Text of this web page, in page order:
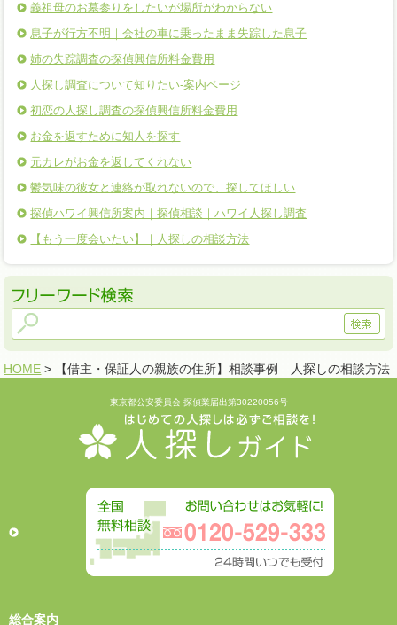
義祖母のお墓参りをしたいが場所がわからない
息子が行方不明｜会社の車に乗ったまま失踪した息子
姉の失踪調査の探偵興信所料金費用
人探し調査について知りたい-案内ページ
初恋の人探し調査の探偵興信所料金費用
お金を返すために知人を探す
元カレがお金を返してくれない
鬱気味の彼女と連絡が取れないので、探してほしい
探偵ハワイ興信所案内｜探偵相談｜ハワイ人探し調査
【もう一度会いたい】｜人探しの相談方法
HOME > 【借主・保証人の親族の住所】相談事例 人探しの相談方法
東京都公安委員会 探偵業届出第30220056号
総合案内